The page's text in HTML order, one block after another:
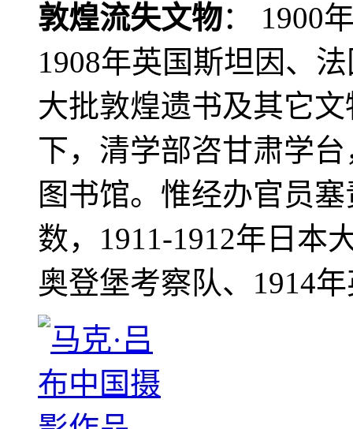
敦煌流失文物： 1900
1908年英国斯坦因、
大批敦煌遗书及其它
下，清学部咨甘肃学
图书馆。惟经办官员
数，1911-1912年日本
奥登堡考察队、1914